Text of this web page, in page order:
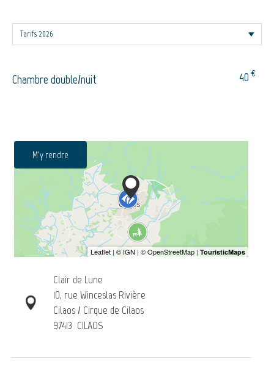
Chambre double/nuit 40 €
M'y rendre
Clair de Lune
10, rue Winceslas Rivière
Cilaos / Cirque de Cilaos
97413 CILAOS